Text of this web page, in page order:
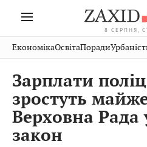
8 СЕРПНЯ,
Івано-
Франківськ
Волинь
Закарпаття
Рівне
Шептицький
Стрий
Хмельницький
Вінниця
ЕкономікаОсвітаПоради
Зарплати
зростуть
Верховна Рада
закон